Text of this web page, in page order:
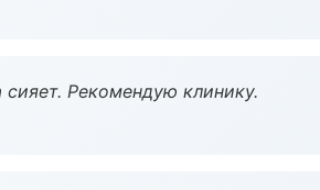
Рекомендую клинику.